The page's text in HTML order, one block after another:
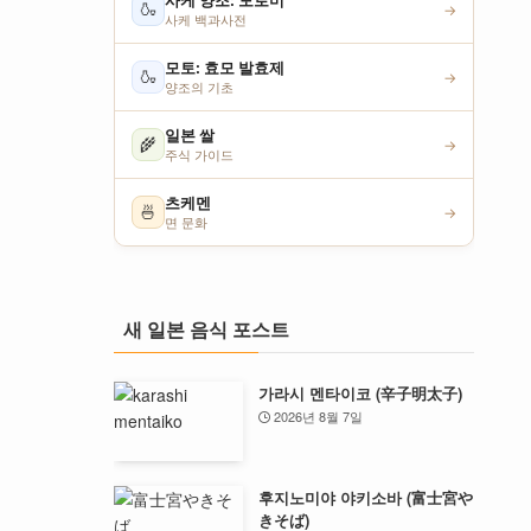
🍶
사케 백과사전
→
🍶 모토: 효모 발효제
양조의 기초
→
🌾 일본 쌀
주식 가이드
→
🍜 츠케멘
면 문화
→
새 일본 음식 포스트
가라시 멘타이코 (辛子明太子)
2026년 8월 7일
후지노미야 야키소바 (富士宮や
きそば)